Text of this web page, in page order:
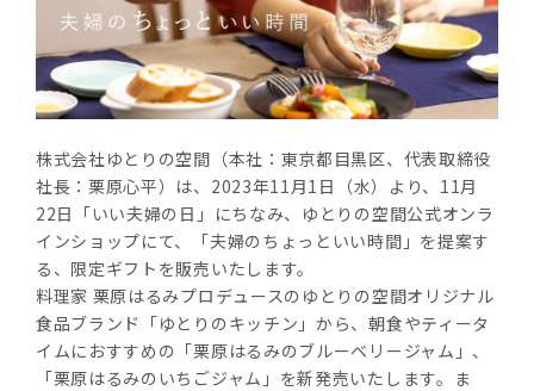
株式会社ゆとりの空間（本社：東京都目黒区、代表取締役
社長：栗原心平）は、2023年11月1日（水）より、11月
22日「いい夫婦の日」にちなみ、ゆとりの空間公式オンラ
インショップにて、「夫婦のちょっといい時間」を提案す
る、限定ギフトを販売いたします。
料理家 栗原はるみプロデュースのゆとりの空間オリジナル
食品ブランド「ゆとりのキッチン」から、朝食やティータ
イムにおすすめの「栗原はるみのブルーベリージャム」、
「栗原はるみのいちごジャム」を新発売いたします。ま